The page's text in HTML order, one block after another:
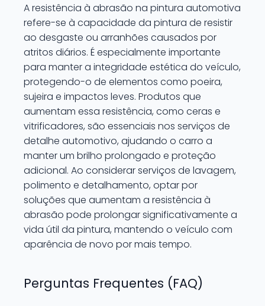
A resistência à abrasão na pintura automotiva
refere-se à capacidade da pintura de resistir
ao desgaste ou arranhões causados por
atritos diários. É especialmente importante
para manter a integridade estética do veículo,
protegendo-o de elementos como poeira,
sujeira e impactos leves. Produtos que
aumentam essa resistência, como ceras e
vitrificadores, são essenciais nos serviços de
detalhe automotivo, ajudando o carro a
manter um brilho prolongado e proteção
adicional. Ao considerar serviços de lavagem,
polimento e detalhamento, optar por
soluções que aumentam a resistência à
abrasão pode prolongar significativamente a
vida útil da pintura, mantendo o veículo com
aparência de novo por mais tempo.
Perguntas Frequentes (FAQ)